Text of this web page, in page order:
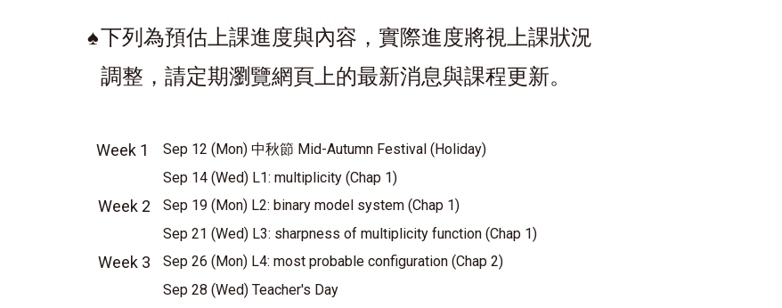
♠下列為預估上課進度與內容，實際進度將視上課狀況
調整，請定期瀏覽網頁上的最新消息與課程更新。
Week 1
Sep 12 (Mon) 中秋節 Mid-Autumn Festival (Holiday)
Sep 14 (Wed) L1: multiplicity (Chap 1)
Week 2
Sep 19 (Mon) L2: binary model system (Chap 1)
Sep 21 (Wed) L3: sharpness of multiplicity function (Chap 1)
Week 3
Sep 26 (Mon) L4: most probable configuration (Chap 2)
Sep 28 (Wed) Teacher's Day